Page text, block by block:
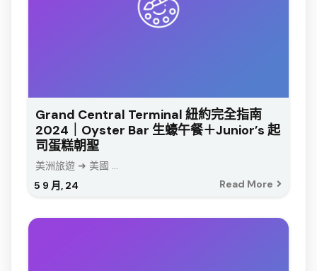
Grand Central Terminal 紐約完全指南
2024｜Oyster Bar 生蠔午餐＋Junior’s 起
司蛋糕朝聖
5 9 月, 24
美洲旅遊 ➜ 美國 ...
Read More